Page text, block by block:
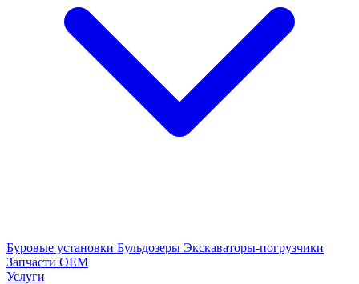
Буровые установки Бульдозеры Экскаваторы-погрузчики
Запчасти OEM
Услуги